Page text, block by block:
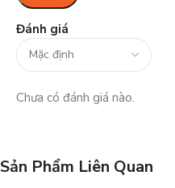
Đánh giá
Chưa có đánh giá nào.
Sản Phẩm Liên Quan